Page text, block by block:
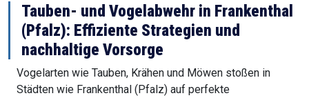
Tauben- und Vogelabwehr in Frankenthal
(Pfalz): Effiziente Strategien und
nachhaltige Vorsorge
Vogelarten wie Tauben, Krähen und Möwen stoßen in
Städten wie Frankenthal (Pfalz) auf perfekte